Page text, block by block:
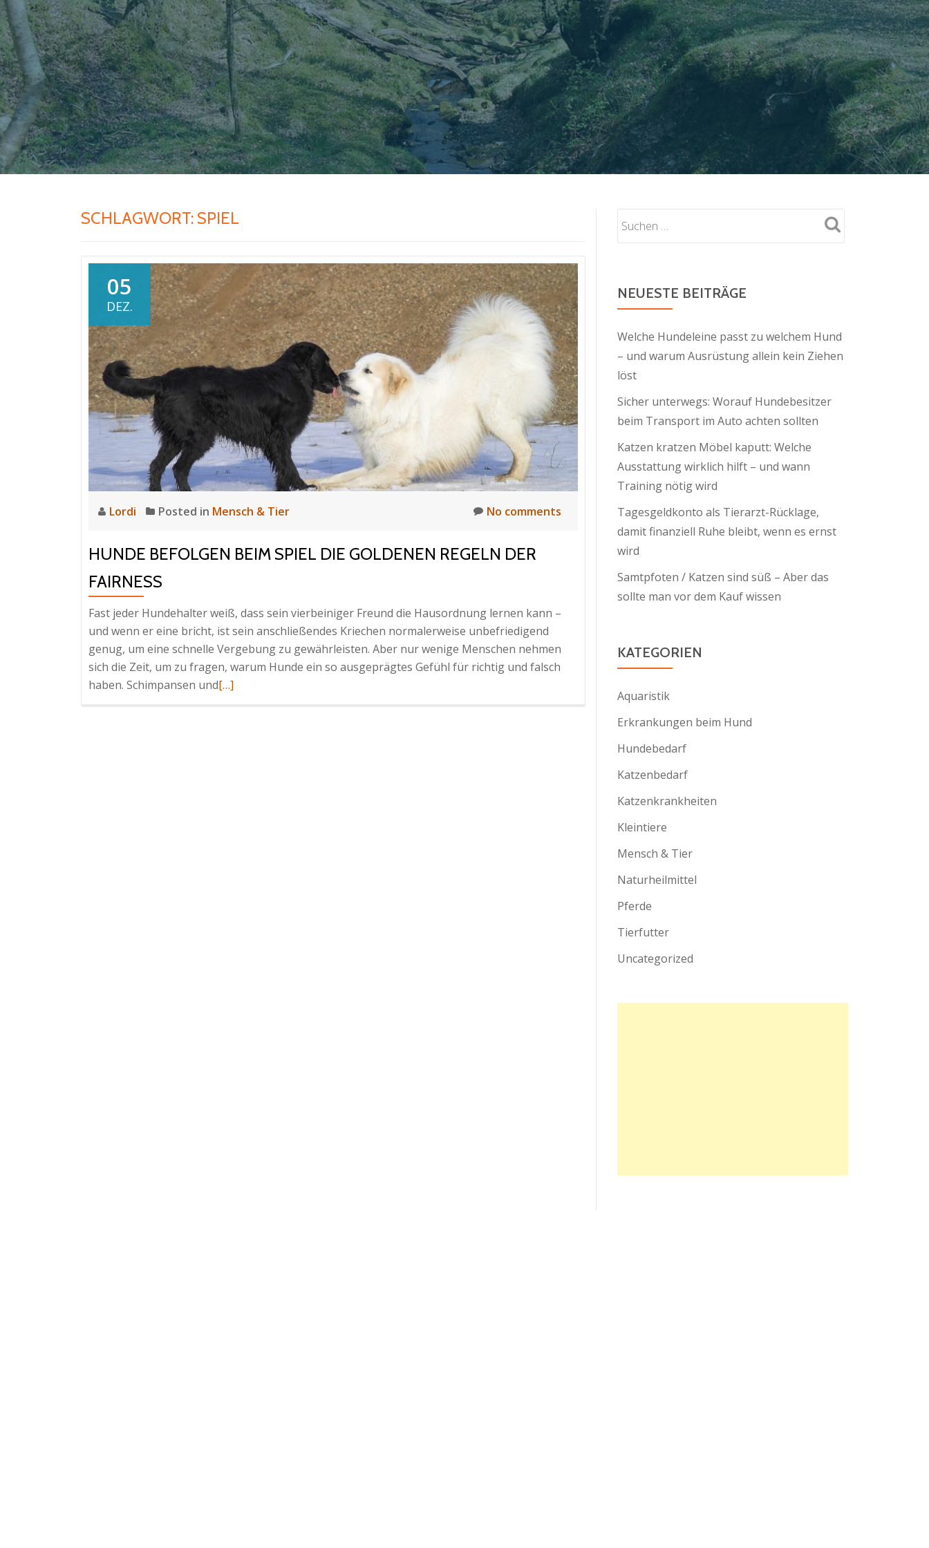
SCHLAGWORT: SPIEL
05
DEZ.
Lordi Posted in Mensch & Tier No comments
HUNDE BEFOLGEN BEIM SPIEL DIE GOLDENEN REGELN DER
FAIRNESS
Fast jeder Hundehalter weiß, dass sein vierbeiniger Freund die Hausordnung lernen kann –
und wenn er eine bricht, ist sein anschließendes Kriechen normalerweise unbefriedigend
genug, um eine schnelle Vergebung zu gewährleisten. Aber nur wenige Menschen nehmen
sich die Zeit, um zu fragen, warum Hunde ein so ausgeprägtes Gefühl für richtig und falsch
haben. Schimpansen undRead
[…]
NEUESTE BEITRÄGE
Welche Hundeleine passt zu welchem Hund
– und warum Ausrüstung allein kein Ziehen
löst
Sicher unterwegs: Worauf Hundebesitzer
beim Transport im Auto achten sollten
Katzen kratzen Möbel kaputt: Welche
Ausstattung wirklich hilft – und wann
Training nötig wird
Tagesgeldkonto als Tierarzt-Rücklage,
damit finanziell Ruhe bleibt, wenn es ernst
wird
Samtpfoten / Katzen sind süß – Aber das
sollte man vor dem Kauf wissen
KATEGORIEN
Aquaristik
Erkrankungen beim Hund
Hundebedarf
Katzenbedarf
Katzenkrankheiten
Kleintiere
Mensch & Tier
Naturheilmittel
Pferde
Tierfutter
Uncategorized